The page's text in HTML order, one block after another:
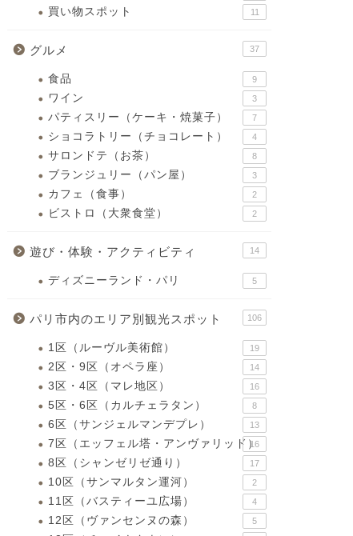
買い物スポット 11
グルメ 37
食品 9
ワイン 3
パティスリー（ケーキ・焼菓子） 7
ショコラトリー（チョコレート） 4
サロンドテ（お茶） 8
ブランジュリー（パン屋） 3
カフェ（食事） 2
ビストロ（大衆食堂） 2
遊び・体験・アクティビティ 14
ディズニーランド・パリ 5
パリ市内のエリア別観光スポット 106
1区（ルーヴル美術館） 19
2区・9区（オペラ座） 14
3区・4区（マレ地区） 16
5区・6区（カルチェラタン） 8
6区（サンジェルマンデプレ） 13
7区（エッフェル塔・アンヴァリッド）
16
8区（シャンゼリゼ通り） 17
10区（サンマルタン運河） 2
11区（バスティーユ広場） 4
12区（ヴァンセンヌの森） 5